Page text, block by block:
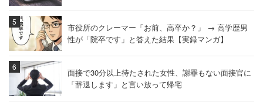
市役所のクレーマー「お前、高卒か？」 → 高学歴男
性が「院卒です」と答えた結果【実録マンガ】
面接で30分以上待たされた女性、謝罪もない面接官に
「辞退します」と言い放って帰宅